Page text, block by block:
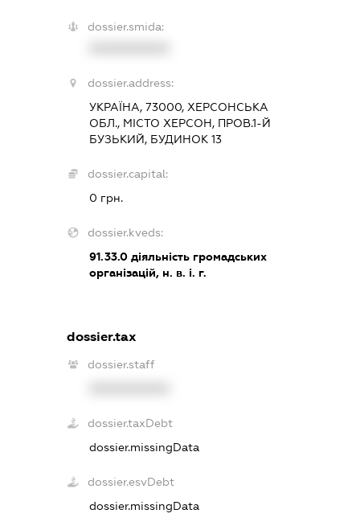
dossier.smida:
dossier.address:
УКРАЇНА, 73000, ХЕРСОНСЬКА
ОБЛ., МІСТО ХЕРСОН, ПРОВ.1-Й
БУЗЬКИЙ, БУДИНОК 13
dossier.capital:
0 грн.
dossier.kveds:
91.33.0діяльність громадських
організацій, н. в. і. г.
dossier.tax
dossier.staff
dossier.taxDebt
dossier.missingData
dossier.esvDebt
dossier.missingData